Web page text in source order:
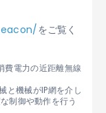
をご覧く
電力の近距離無線
機械がIP網を介し
制御や動作を行う